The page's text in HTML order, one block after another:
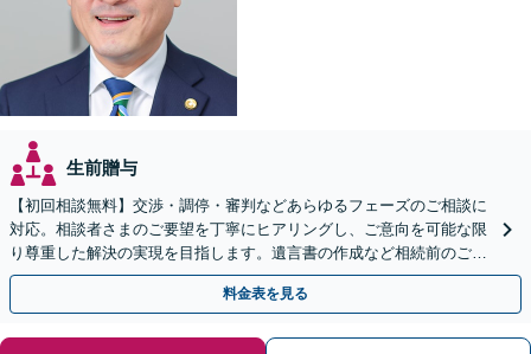
生前贈与
【初回相談無料】交渉・調停・審判などあらゆるフェーズのご相談に
対応。相談者さまのご要望を丁寧にヒアリングし、ご意向を可能な限
り尊重した解決の実現を目指します。遺言書の作成など相続前のご相
談もお任せください【完全個室で対応】
料金表を見る